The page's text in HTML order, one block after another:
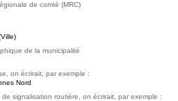
de comté (MRC)
de la municipalité
on écrirait, par exemple :
Nord
signalisation routière, on écrirait, par exemple :